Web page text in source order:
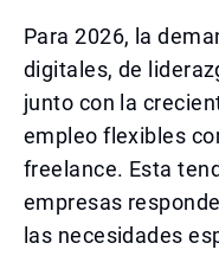
Para 2026, la
digitales, de
junto con la
empleo flexibles
freelance. Esta
empresas
las necesidades